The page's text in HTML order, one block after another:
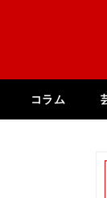
コラム